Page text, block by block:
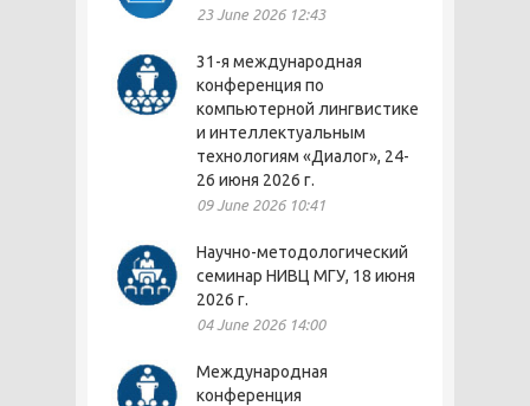
23 June 2026 12:43
31-я международная
конференция по
компьютерной лингвистике
и интеллектуальным
технологиям «Диалог», 24-
26 июня 2026 г.
09 June 2026 10:41
Научно-методологический
семинар НИВЦ МГУ, 18 июня
2026 г.
04 June 2026 14:00
Международная
конференция